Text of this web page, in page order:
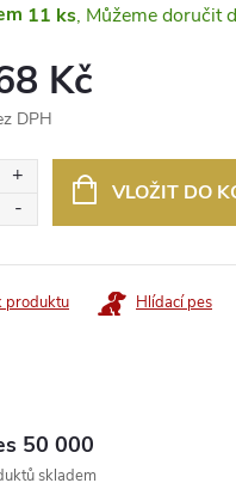
11 ks
Kč
DPH
VLOŽIT DO
produktu Hlídací pes
50 000
skladem